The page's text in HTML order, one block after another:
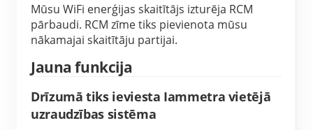
Elektroenerģijas patēriņa monitors
PV sildītāja vadības sistēma
Mājas automatizācija
Rūpnīcas enerģijas uzraudzība
Resursi
Dokuments
Apmācības video
Izpētīt
Sazināties
Mūsu WiFi enerģijas skaitītājs izturēja RCM
pārbaudi. RCM zīme tiks pievienota mūsu
nākamajai skaitītāju partijai.
Jauna funkcija
Drīzumā tiks ieviesta Iammetra vietējā
uzraudzības sistēma